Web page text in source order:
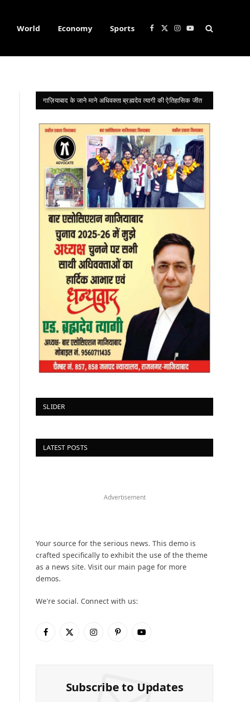
World Economy Sports Facebook
X
Instagram
YouTube
गाज़ियाबाद के जाने माने अधिवक्ता ब्रह्मदेव त्यागी की ऐतिहासिक जीत
SLIDER
LATEST POSTS
Advertisement
Your source for the serious news. This demo is
crafted specifically to exhibit the use of the theme
as a news site. Visit our main page for more
demos.
We're social. Connect with us:
Facebook
X
InstagramPinterestYouTube
Subscribe to Updates